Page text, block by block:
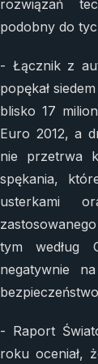
rozwiązań
podobny do
- Łącznik z
popękał
blisko 17
Euro 2012, a
nie przetrwa
spękania,
usterkami
tym według
negatywnie
- Raport
roku oceniał,